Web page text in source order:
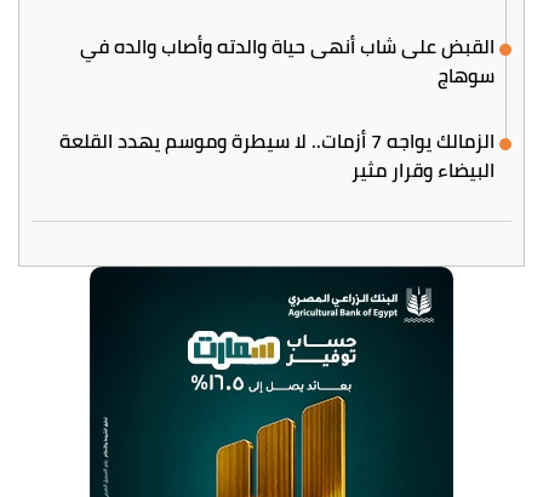
القبض على شاب أنهى حياة والدته وأصاب والده في
سوهاج
الزمالك يواجه 7 أزمات.. لا سيطرة وموسم يهدد القلعة
البيضاء وقرار مثير